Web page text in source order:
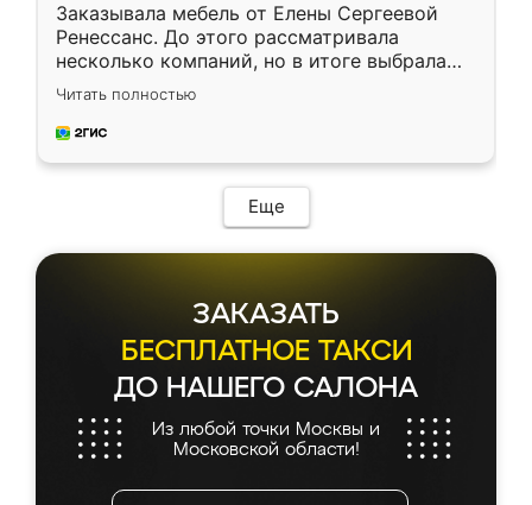
Заказывала мебель от Елены Сергеевой
Ренессанс. До этого рассматривала
несколько компаний, но в итоге выбрала
эту. Сначала обговорили условия, потом
приехал замерщик, всё спокойно объяснил
и снял размеры. Изготовили в срок, с
мебель сразу встала на свое место без
каких-либо доработок. Качеством осталась
довольна, все выглядит так, как и ожидала.
Читать полностью
Еще
ЗАКАЗАТЬ
БЕСПЛАТНОЕ ТАКСИ
ДО НАШЕГО САЛОНА
Из любой точки Москвы и
Московской области!